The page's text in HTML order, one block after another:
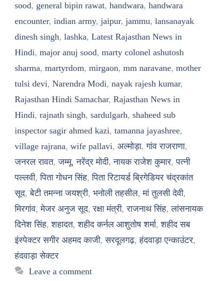
sood, general bipin rawat, handwara, handwara
encounter, indian army, jaipur, jammu, lansanayak
dinesh singh, lashka, Latest Rajasthan News in
Hindi, major anuj sood, marty colonel ashutosh
sharma, martyrdom, mirgaon, mm naravane, mother
tulsi devi, Narendra Modi, nayak rajesh kumar,
Rajasthan Hindi Samachar, Rajasthan News in
Hindi, rajnath singh, sardulgarh, shaheed sub
inspector sagir ahmed kazi, tamanna jayashree,
village rajrana, wife pallavi, अल्मोड़ा,गांव राजराणा,
जनरल रावत,जम्मू,नरेंद्र मोदी,नायक राजेश कुमार,पत्नी
पल्लवी,पिता गोधन सिंह,पिता रिटायर्ड ब्रिगेडियर चंद्रकांत
सूद,बेटी तमन्ना जयश्री, भनोली तहसील,मां तुलसी देवी,
मिरगांव,मेजर अनुज सूद,रक्षा मंत्री,राजनाथ सिंह,लांसनायक
दिनेश सिंह,शहादत,शहीद कर्नल आशुतोष शर्मा,शहीद सब
इंस्पेक्टर सगीर अहमद काजी,सरदूलगढ़,हंदवाड़ा एन्काउंटर,
हंदवाड़ा सेक्टर
Leave a comment